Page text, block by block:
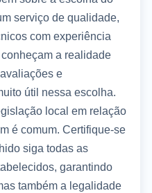
serviço de qualidade,
com experiência
a realidade
e
útil nessa escolha.
local em relação
é comum. Certifique-se
siga todas as
garantindo
também a legalidade